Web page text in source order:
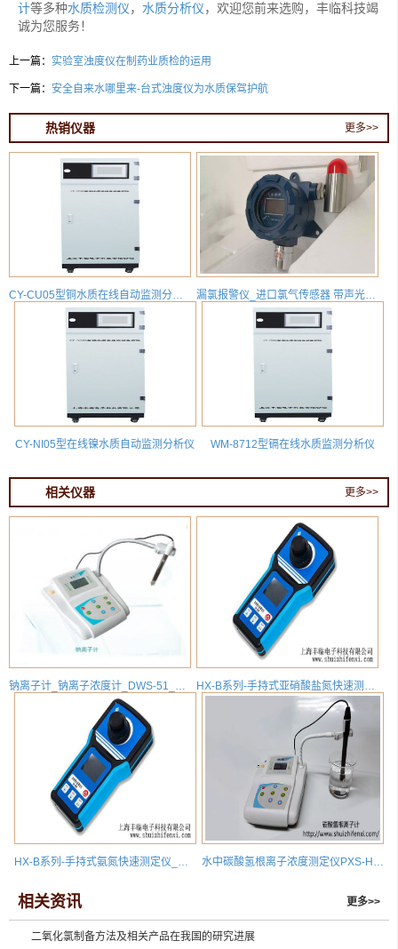
计等多种水质检测仪， 水质分析仪，欢迎您前来选购，丰临科技竭
诚为您服务！
上一篇： 实验室浊度仪在制药业质检的运用
下一篇： 安全自来水哪里来-台式浊度仪为水质保驾护航
更多>>
热销仪器
CY-CU05型铜水质在线自动监测分析仪 漏氯报警仪_进口氯气传感器 带声光报警 HD-T700X-CL2
CY-NI05型在线镍水质自动监测分析仪 WM-8712型镉在线水质监测分析仪
更多>>
相关仪器
钠离子计_钠离子浓度计_DWS-51_水中钠离子检测 HX-B系列-手持式亚硝酸盐氮快速测定仪_便携式亚硝酸盐氮检测分析仪_HX-B-HX-B-N(NO2)3型
HX-B系列-手持式氨氮快速测定仪_便携式氨氮检测分析仪_HX-B-AD型 水中碳酸氢根离子浓度测定仪PXS-HCO3碳酸氢根离子计检测分析仪
相关资讯 更多>>
二氧化氯制备方法及相关产品在我国的研究进展